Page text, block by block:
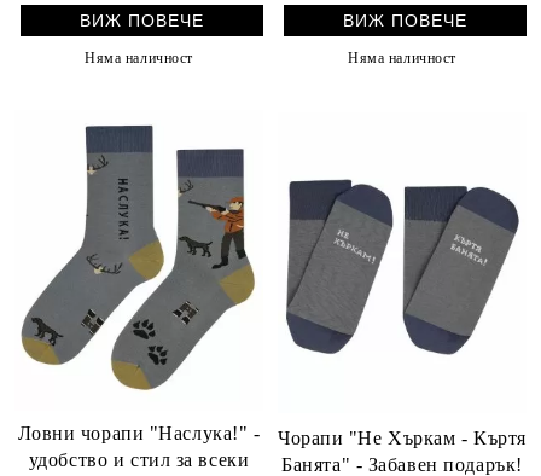
ВИЖ ПОВЕЧЕ
Няма наличност
ВИЖ ПОВЕЧЕ
Няма наличност
Ловни чорапи "Наслука!" -
удобство и стил за всеки
Чорапи "Не Хъркам - Къртя
Банята" - Забавен подарък!